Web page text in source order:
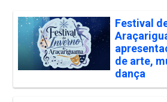
Festival
de arte,
dança